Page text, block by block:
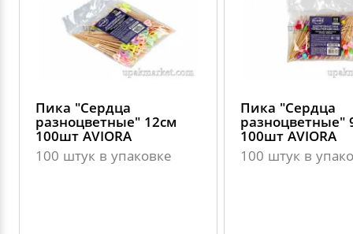
Пика "Сердца
разноцветные" 12см
100шт AVIORA
100 штук в упаковке
Пика "Сердца
разноцветные"
100шт AVIORA
100 штук в